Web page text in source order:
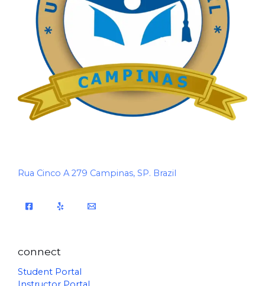
Rua Cinco A 279 Campinas, SP. Brazil
connect
Student Portal